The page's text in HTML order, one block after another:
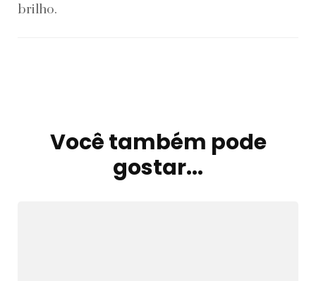
brilho.
NavegaçãoVocê também pode
gostar...